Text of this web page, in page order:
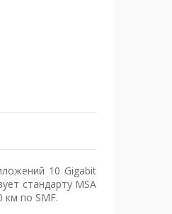
10 Gigabit
стандарту MSA
км по SMF.